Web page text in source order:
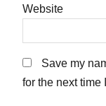
Website
Save my
for the next time